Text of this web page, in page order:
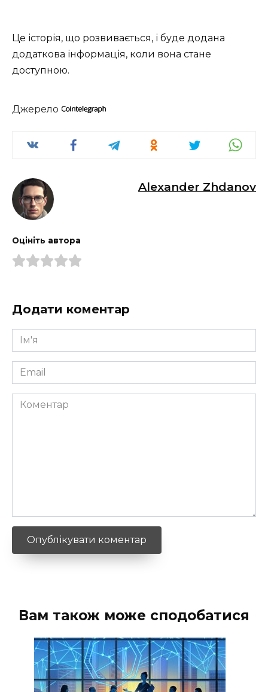
Це історія, що розвивається, і буде додана
додаткова інформація, коли вона стане
доступною.
Джерело
Alexander Zhdanov
Оцініть автора
Додати коментар
Ім'я
*
Email
*
Коментар
Вам також може сподобатися